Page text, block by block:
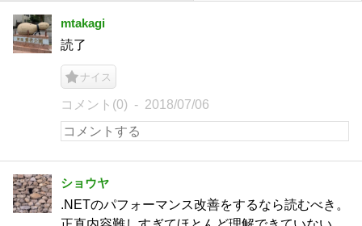
mtakagi
読了
ナイス
コメント(0) 2018/07/06
ショウヤ
.NETのパフォーマンス改善をするなら読むべき。